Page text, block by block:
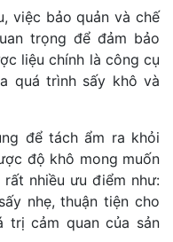
việc bảo quản và chế
trọng để đảm bảo
liệu chính là công cụ
quá trình sấy khô và
để tách ẩm ra khỏi
độ khô mong muốn
nhiều ưu điểm như:
nhẹ, thuận tiện cho
trị cảm quan của sản